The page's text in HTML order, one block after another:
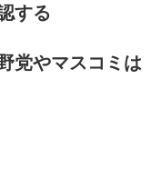
する
党やマスコミは